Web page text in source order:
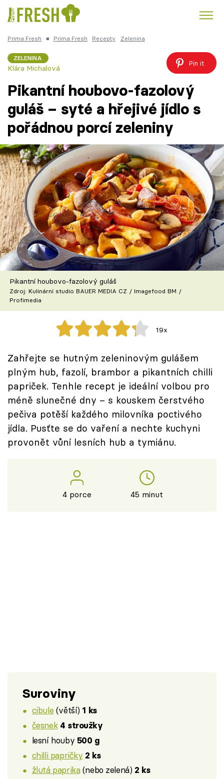
Česká kuchyně
Témata
Recepty
Články
TV Program
Škola vaření
Recepty z TV
Speciál: Cuketa
Těhotnej kuchař
Sledujte prima+
Přihlášení
Sledujte nás
Prima Fresh ■ Prima Fresh Recepty Zelenina
ZELENINA
Klára Michalová
Pin it
Pikantní houbovo-fazolový
guláš – syté a hřejivé jídlo s
pořádnou porcí zeleniny
Pikantní houbovo-fazolový guláš
Zdroj: Kulinární studio BAUER MEDIA CZ / Imagefood BM /
Profimedia
19x
Zahřejte se hutným zeleninovým gulášem
plným hub, fazolí, brambor a pikantních chilli
papriček. Tenhle recept je ideální volbou pro
méně slunečné dny – s kouskem čerstvého
pečiva potěší každého milovníka poctivého
jídla. Pusťte se do vaření a nechte kuchyni
provonět vůní lesních hub a tymiánu.
4 porce 45 minut
Suroviny
cibule (větší) 1 ks
česnek 4 stroužky
lesní houby 500 g
chilli papričky 2 ks
žlutá paprika(nebo zelená) 2 ks